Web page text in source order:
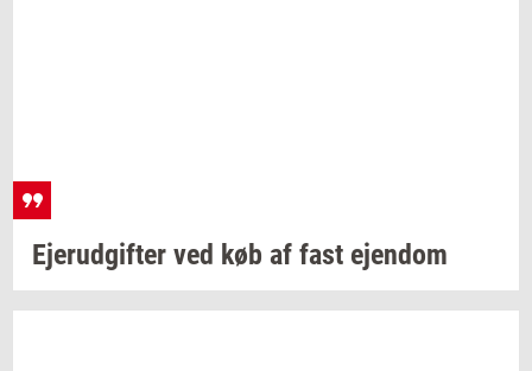
Ejer­ud­gif­ter ved køb af fast ejen­dom